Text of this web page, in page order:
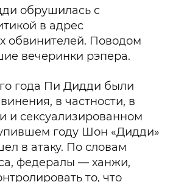
обрушилась с
в адрес
обвинителей. Поводом
вечеринки рэпера.
года Пи Дидди были
в частности, в
и сексуализированном
году Шон «Дидди»
в атаку. По словам
федералы — ханжи,
то, что